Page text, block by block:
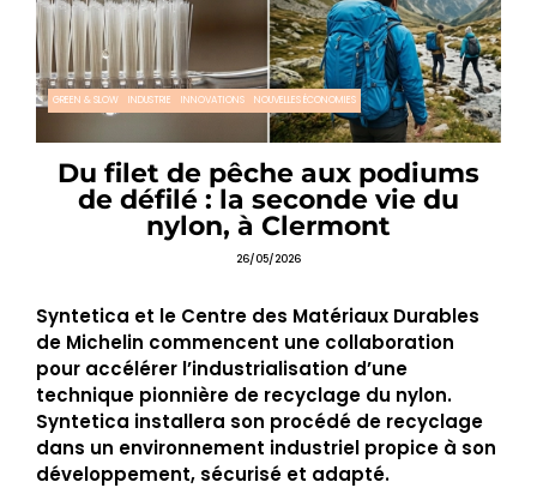
GREEN & SLOW INDUSTRIE INNOVATIONS NOUVELLES ÉCONOMIES
Du filet de pêche aux podiums
de défilé : la seconde vie du
nylon, à Clermont
26/05/2026
Syntetica et le Centre des Matériaux Durables
de Michelin commencent une collaboration
pour accélérer l’industrialisation d’une
technique pionnière de recyclage du nylon.
Syntetica installera son procédé de recyclage
dans un environnement industriel propice à son
développement, sécurisé et adapté.